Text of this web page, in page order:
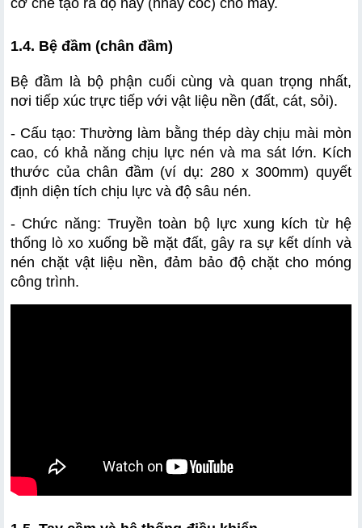
cơ chế tạo ra độ nảy (nhảy cóc) cho máy.
1.4. Bệ đầm (chân đầm)
Bệ đầm là bộ phận cuối cùng và quan trọng nhất,
nơi tiếp xúc trực tiếp với vật liệu nền (đất, cát, sỏi).
- Cấu tạo: Thường làm bằng thép dày chịu mài mòn
cao, có khả năng chịu lực nén và ma sát lớn. Kích
thước của chân đầm (ví dụ: 280 x 300mm) quyết
định diện tích chịu lực và độ sâu nén.
- Chức năng: Truyền toàn bộ lực xung kích từ hệ
thống lò xo xuống bề mặt đất, gây ra sự kết dính và
nén chặt vật liệu nền, đảm bảo độ chặt cho móng
công trình.